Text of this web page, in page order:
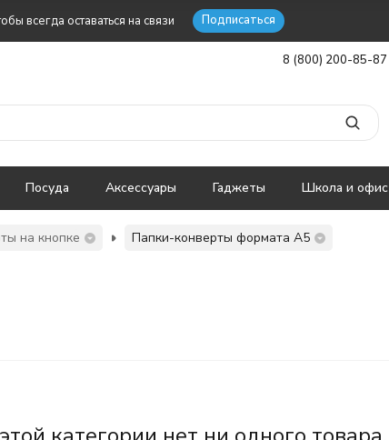
всегда оставаться на связи Подписаться
8 (800) 200-85-87
Посуда Аксессуары Гаджеты Школа и офис
на кнопке Папки-конверты формата А5